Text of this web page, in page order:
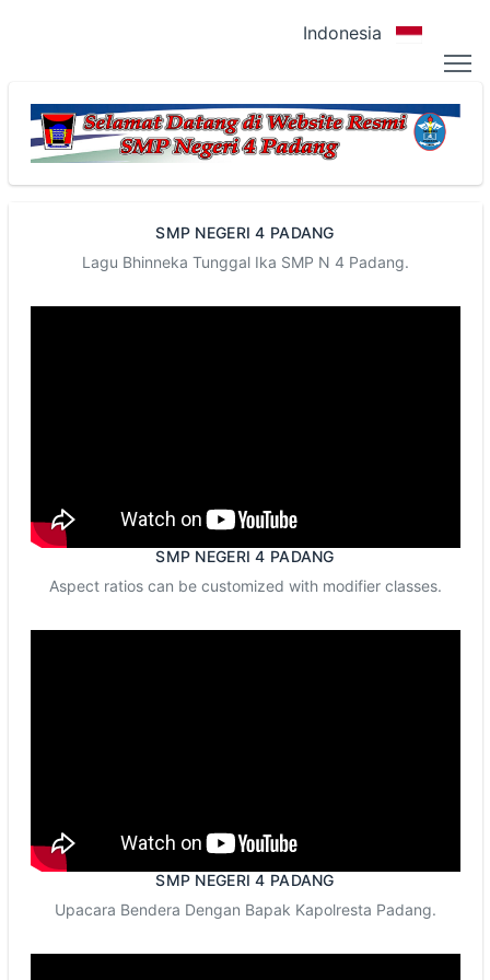
Indonesia
SMP NEGERI 4 PADANG
Lagu Bhinneka Tunggal Ika SMP N 4 Padang.
SMP NEGERI 4 PADANG
Aspect ratios can be customized with modifier classes.
SMP NEGERI 4 PADANG
Upacara Bendera Dengan Bapak Kapolresta Padang.